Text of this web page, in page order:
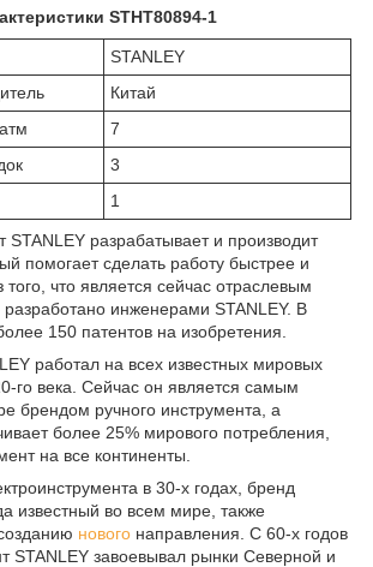
STHT80894-1
STANLEY
Китай
7
3
1
разрабатывает и производит
помогает сделать работу быстрее и
что является сейчас отраслевым
инженерами STANLEY. В
150 патентов на изобретения.
работал на всех известных мировых
го века. Сейчас он является самым
брендом ручного инструмента, а
более 25% мирового потребления,
на все континенты.
в 30-х годах, бренд
известный во всем мире, также
нового направления. С 60-х годов
STANLEY завоевывал рынки Северной и